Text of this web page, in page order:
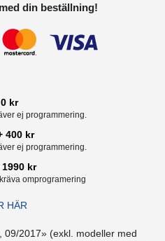
din beställning!
kr
ej programmering.
400 kr
ej programmering.
1990 kr
omprogramering
HÄR
09/2017» (exkl. modeller med